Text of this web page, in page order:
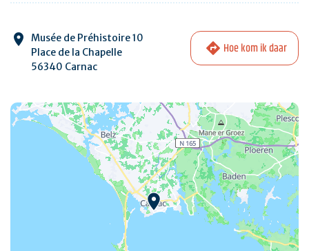
Musée de Préhistoire 10
Place de la Chapelle
56340 Carnac
Hoe kom ik daar